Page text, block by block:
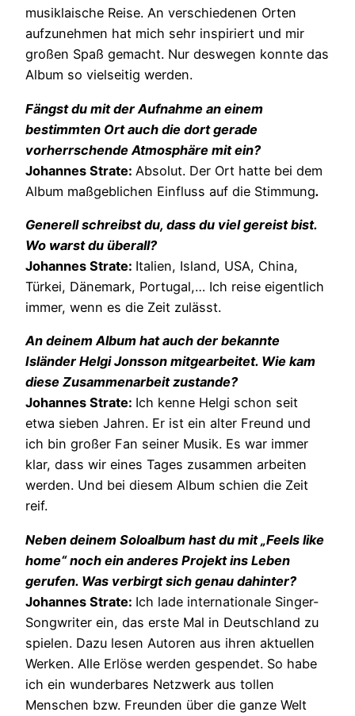
musiklaische Reise. An verschiedenen Orten
aufzunehmen hat mich sehr inspiriert und mir
großen Spaß gemacht. Nur deswegen konnte das
Album so vielseitig werden.
Fängst du mit der Aufnahme an einem
bestimmten Ort auch die dort gerade
vorherrschende Atmosphäre mit ein?
Johannes Strate: Absolut. Der Ort hatte bei dem
Album maßgeblichen Einfluss auf die Stimmung.
Generell schreibst du, dass du viel gereist bist.
Wo warst du überall?
Johannes Strate: Italien, Island, USA, China,
Türkei, Dänemark, Portugal,… Ich reise eigentlich
immer, wenn es die Zeit zulässt.
An deinem Album hat auch der bekannte
Isländer Helgi Jonsson mitgearbeitet. Wie kam
diese Zusammenarbeit zustande?
Johannes Strate: Ich kenne Helgi schon seit
etwa sieben Jahren. Er ist ein alter Freund und
ich bin großer Fan seiner Musik. Es war immer
klar, dass wir eines Tages zusammen arbeiten
werden. Und bei diesem Album schien die Zeit
reif.
Neben deinem Soloalbum hast du mit „Feels like
home“ noch ein anderes Projekt ins Leben
gerufen. Was verbirgt sich genau dahinter?
Johannes Strate: Ich lade internationale Singer-
Songwriter ein, das erste Mal in Deutschland zu
spielen. Dazu lesen Autoren aus ihren aktuellen
Werken. Alle Erlöse werden gespendet. So habe
ich ein wunderbares Netzwerk aus tollen
Menschen bzw. Freunden über die ganze Welt